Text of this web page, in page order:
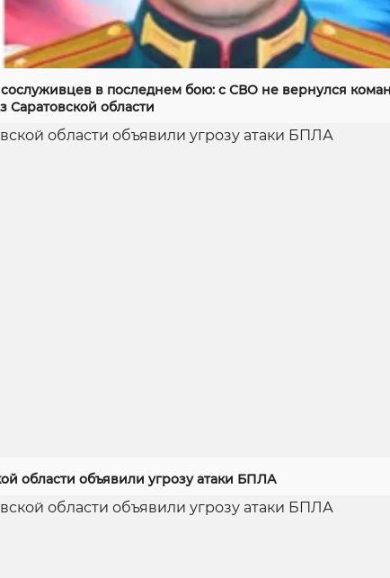
в последнем бою: с СВО не вернулся
Саратовской области
области объявили угрозу атаки БПЛА